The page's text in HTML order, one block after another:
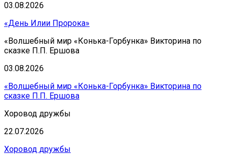
03.08.2026
«День Илии Пророка»
«Волшебный мир «Конька-Горбунка» Викторина по
сказке П.П. Ершова
03.08.2026
«Волшебный мир «Конька-Горбунка» Викторина по
сказке П.П. Ершова
Хоровод дружбы
22.07.2026
Хоровод дружбы